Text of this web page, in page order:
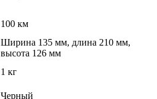
100 км
Ширина 135 мм, длина 210 мм,
высота 126 мм
1 кг
Черный